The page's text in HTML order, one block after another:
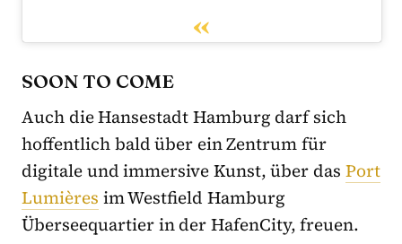
SOON TO COME
Auch die Hansestadt Hamburg darf sich
hoffentlich bald über ein Zentrum für
digitale und immersive Kunst, über das Port
Lumières im Westfield Hamburg
Überseequartier in der HafenCity, freuen.